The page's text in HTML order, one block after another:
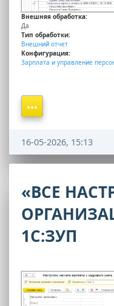
Внешняя обработка:
Да
Тип обработки:
Внешний отчет
Конфигурация:
Зарплата и управление
16-05-2026, 15:13
«ВСЕ
1С:ЗУП